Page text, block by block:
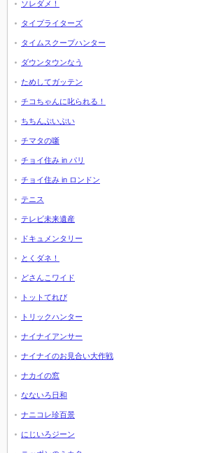
ソレダメ！
タイプライターズ
タイムスクープハンター
ダウンタウンなう
ためしてガッテン
チコちゃんに叱られる！
ちちんぷいぷい
チマタの噺
チョイ住み in パリ
チョイ住み in ロンドン
テニス
テレビ未来遺産
ドキュメンタリー
とくダネ！
どさんこワイド
トットてれび
トリックハンター
ナイナイアンサー
ナイナイのお見合い大作戦
ナカイの窓
なないろ日和
ナニコレ珍百景
にじいろジーン